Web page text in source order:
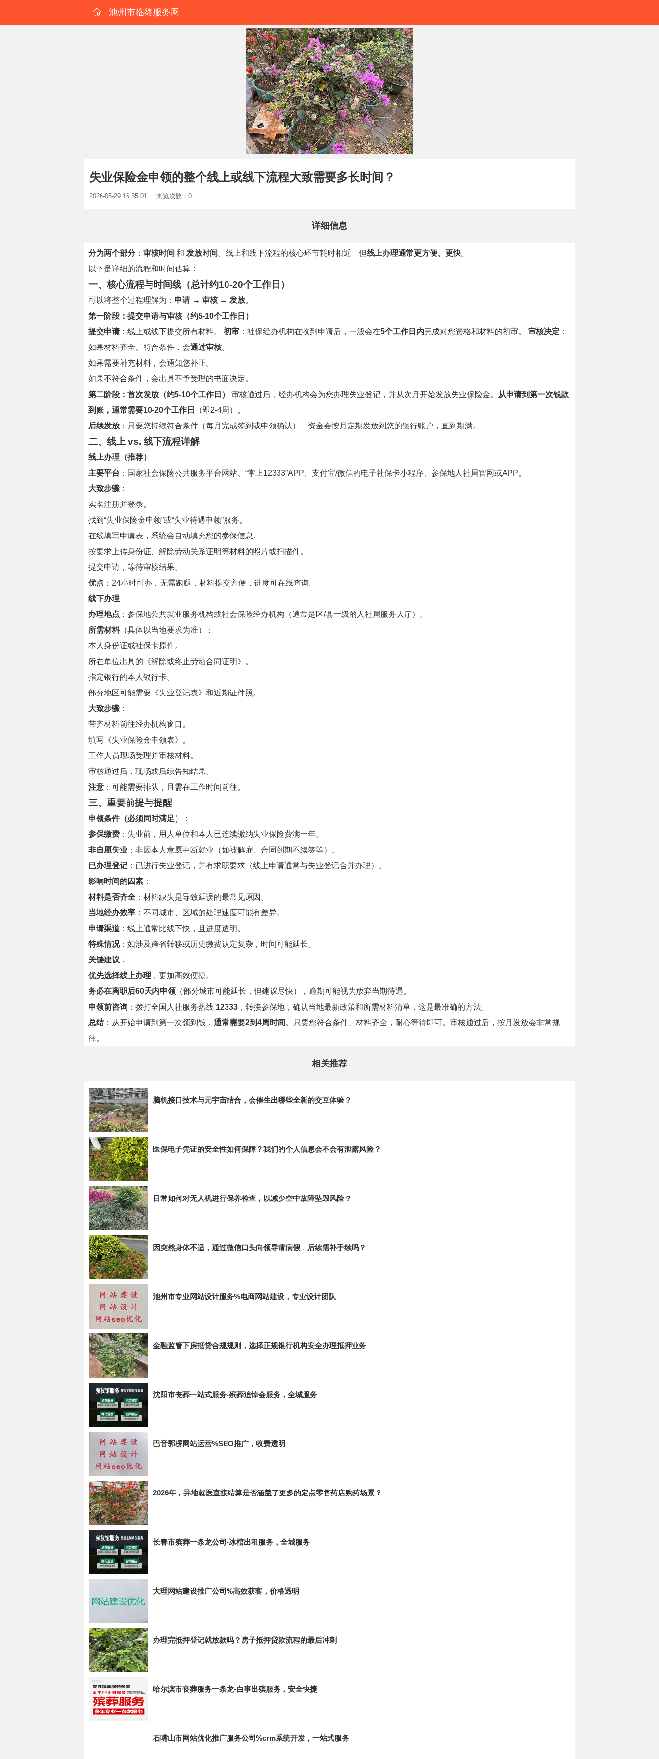
池州市临终服务网
失业保险金申领的整个线上或线下流程大致需要多长时间？
2026-05-29 16:35:01 浏览次数：0
详细信息
分为两个部分： 审核时间 和 发放时间 。线上和线下流程的核心环节耗时相近，但线上办理通常更方便、更快。
以下是详细的流程和时间估算：
一、核心流程与时间线（总计约10-20个工作日）
可以将整个过程理解为： 申请 → 审核 → 发放。
第一阶段：提交申请与审核（约5-10个工作日）
提交申请：线上或线下提交所有材料。 初审 ：社保经办机构在收到申请后，一般会在5个工作日内完成对您资格和材料的初审。 审核决定 ：
如果材料齐全、符合条件，会通过审核。
如果需要补充材料，会通知您补正。
如果不符合条件，会出具不予受理的书面决定。
第二阶段：首次发放（约5-10个工作日）
审核通过后，经办机构会为您办理失业登记，并从次月开始发放失业保险金。
从申请到第一次钱款
到账，通常需要10-20个工作日
（即2-4周）。
后续发放 ：只要您持续符合条件（每月完成签到或申领确认），资金会按月定期发放到您的银行账户，直到期满。
二、线上 vs. 线下流程详解
线上办理（推荐）
主要平台 ：国家社会保险公共服务平台网站、“掌上12333”APP、支付宝/微信的电子社保卡小程序、参保地人社局官网或APP。
大致步骤 ：
实名注册并登录。
找到“失业保险金申领”或“失业待遇申领”服务。
在线填写申请表，系统会自动填充您的参保信息。
按要求上传身份证、解除劳动关系证明等材料的照片或扫描件。
提交申请，等待审核结果。
优点 ：24小时可办，无需跑腿，材料提交方便，进度可在线查询。
线下办理
办理地点 ：参保地公共就业服务机构或社会保险经办机构（通常是区/县一级的人社局服务大厅）。
所需材料（具体以当地要求为准）：
本人身份证或社保卡原件。
所在单位出具的《解除或终止劳动合同证明》。
指定银行的本人银行卡。
部分地区可能需要《失业登记表》和近期证件照。
大致步骤 ：
带齐材料前往经办机构窗口。
填写《失业保险金申领表》。
工作人员现场受理并审核材料。
审核通过后，现场或后续告知结果。
注意 ：可能需要排队，且需在工作时间前往。
三、重要前提与提醒
申领条件（必须同时满足）
：
参保缴费 ：失业前，用人单位和本人已连续缴纳失业保险费满一年。
非自愿失业 ：非因本人意愿中断就业（如被解雇、合同到期不续签等）。
已办理登记 ：已进行失业登记，并有求职要求（线上申请通常与失业登记合并办理）。
影响时间的因素 ：
材料是否齐全 ：材料缺失是导致延误的最常见原因。
当地经办效率 ：不同城市、区域的处理速度可能有差异。
申请渠道 ：线上通常比线下快，且进度透明。
特殊情况：如涉及跨省转移或历史缴费认定复杂，时间可能延长。
关键建议 ：
优先选择线上办理 ，更加高效便捷。
务必在离职后60天内申领 （部分城市可能延长，但建议尽快），逾期可能视为放弃当期待遇。
申领前咨询 ：拨打全国人社服务热线 12333 ，转接参保地，确认当地最新政策和所需材料清单，这是最准确的方法。
总结：从开始申请到第一次领到钱， 通常需要2到4周时间 。只要您符合条件、材料齐全，耐心等待即可。审核通过后，按月发放会非常规
律。
相关推荐
脑机接口技术与元宇宙结合，会催生出哪些全新的交互体验？
医保电子凭证的安全性如何保障？我们的个人信息会不会有泄露风险？
日常如何对无人机进行保养检查，以减少空中故障坠毁风险？
因突然身体不适，通过微信口头向领导请病假，后续需补手续吗？
池州市专业网站设计服务%电商网站建设，专业设计团队
金融监管下房抵贷合规规则，选择正规银行机构安全办理抵押业务
沈阳市丧葬一站式服务-殡葬追悼会服务，全城服务
巴音郭楞网站运营%SEO推广，收费透明
2026年，异地就医直接结算是否涵盖了更多的定点零售药店购药场景？
长春市殡葬一条龙公司-冰棺出租服务，全城服务
大理网站建设推广公司%高效获客，价格透明
办理完抵押登记就放款吗？房子抵押贷款流程的最后冲刺
哈尔滨市丧葬服务一条龙-白事出殡服务，安全快捷
石嘴山市网站优化推广服务公司%crm系统开发，一站式服务